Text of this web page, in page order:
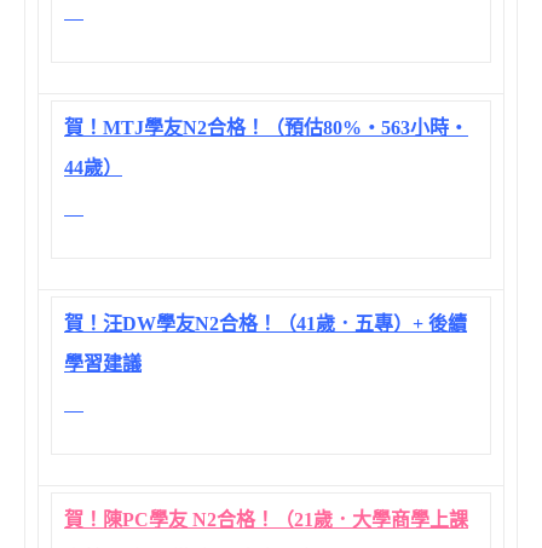
賀！MTJ學友N2合格！（預估80%‧563小時‧
44歲）
賀！汪DW學友N2合格！（41歲．五專）+ 後續
學習建議
賀！陳PC學友 N2合格！（21歲．大學商學上課